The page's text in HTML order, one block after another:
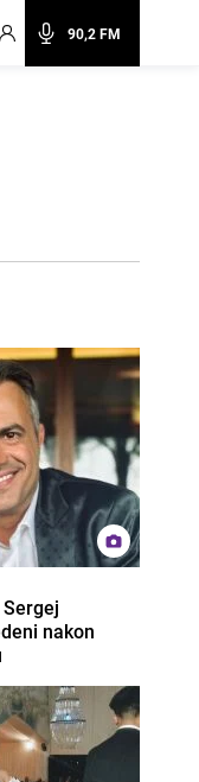
90,2 FM
nakon